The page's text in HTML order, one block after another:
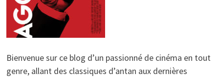
Bienvenue sur ce blog d’un passionné de cinéma en tout
genre, allant des classiques d’antan aux dernières